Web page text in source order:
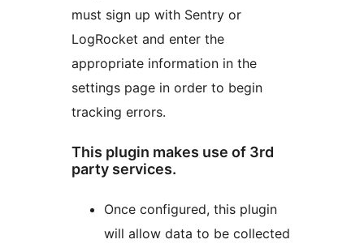
must sign up with Sentry or
LogRocket and enter the
appropriate information in the
settings page in order to begin
tracking errors.
This plugin makes use of 3rd
party services.
Once configured, this plugin
will allow data to be collected